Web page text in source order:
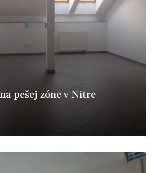
pešej zóne v Nitre